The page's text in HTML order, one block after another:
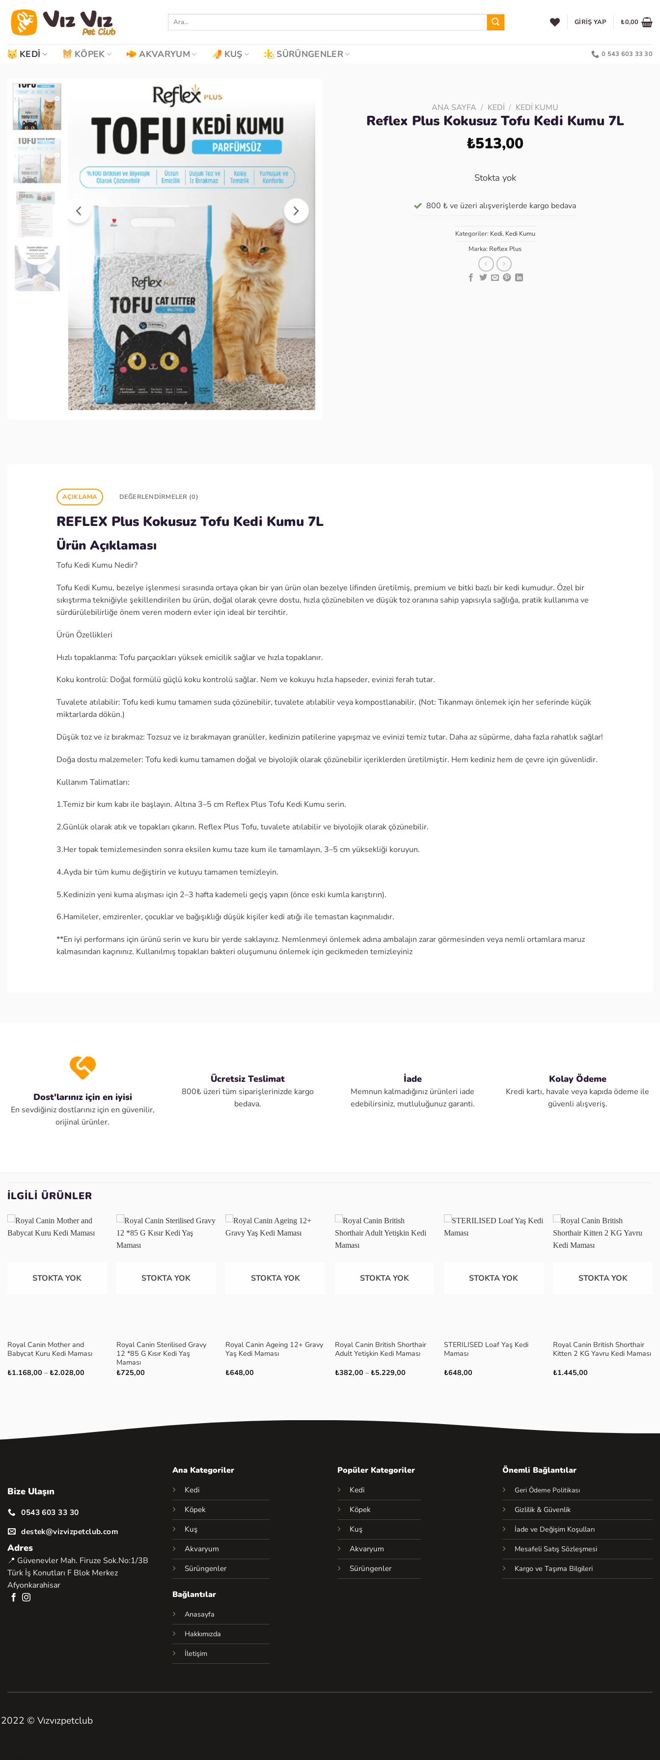
atla
Ara: GIRIŞ YAP ₺0,00
KEDI KÖPEK AKVARYUM KUŞ SÜRÜNGENLER 0 543 603 33 30
Favoriye
ANA SAYFA / KEDI / KEDI KUMU
Reflex Plus Kokusuz Tofu Kedi Kumu 7L
₺513,00
Stokta yok
800 ₺ ve üzeri alışverişlerde kargo bedava
Kategoriler: Kedi, Kedi Kumu
Marka: Reflex Plus
AÇIKLAMA DEĞERLENDIRMELER (0)
REFLEX Plus Kokusuz Tofu Kedi Kumu 7L
Ürün Açıklaması
Tofu Kedi Kumu Nedir?
Tofu Kedi Kumu, bezelye işlenmesi sırasında ortaya çıkan bir yan ürün olan bezelye lifinden üretilmiş, premium ve bitki bazlı bir kedi kumudur. Özel bir
sıkıştırma tekniğiyle şekillendirilen bu ürün, doğal olarak çevre dostu, hızla çözünebilen ve düşük toz oranına sahip yapısıyla sağlığa, pratik kullanıma ve
sürdürülebilirliğe önem veren modern evler için ideal bir tercihtir.
Ürün Özellikleri
Hızlı topaklanma: Tofu parçacıkları yüksek emicilik sağlar ve hızla topaklanır.
Koku kontrolü: Doğal formülü güçlü koku kontrolü sağlar. Nem ve kokuyu hızla hapseder, evinizi ferah tutar.
Tuvalete atılabilir: Tofu kedi kumu tamamen suda çözünebilir, tuvalete atılabilir veya kompostlanabilir. (Not: Tıkanmayı önlemek için her seferinde küçük
miktarlarda dökün.)
Düşük toz ve iz bırakmaz: Tozsuz ve iz bırakmayan granüller, kedinizin patilerine yapışmaz ve evinizi temiz tutar. Daha az süpürme, daha fazla rahatlık sağlar!
Doğa dostu malzemeler: Tofu kedi kumu tamamen doğal ve biyolojik olarak çözünebilir içeriklerden üretilmiştir. Hem kediniz hem de çevre için güvenlidir.
Kullanım Talimatları:
1.Temiz bir kum kabı ile başlayın. Altına 3–5 cm Reflex Plus Tofu Kedi Kumu serin.
2.Günlük olarak atık ve topakları çıkarın. Reflex Plus Tofu, tuvalete atılabilir ve biyolojik olarak çözünebilir.
3.Her topak temizlemesinden sonra eksilen kumu taze kum ile tamamlayın, 3–5 cm yüksekliği koruyun.
4.Ayda bir tüm kumu değiştirin ve kutuyu tamamen temizleyin.
5.Kedinizin yeni kuma alışması için 2–3 hafta kademeli geçiş yapın (önce eski kumla karıştırın).
6.Hamileler, emzirenler, çocuklar ve bağışıklığı düşük kişiler kedi atığı ile temastan kaçınmalıdır.
**En iyi performans için ürünü serin ve kuru bir yerde saklayınız. Nemlenmeyi önlemek adına ambalajın zarar görmesinden veya nemli ortamlara maruz
kalmasından kaçınınız. Kullanılmış topakları bakteri oluşumunu önlemek için gecikmeden temizleyiniz
Dost'larınız için en iyisi
En sevdiğiniz dostlarınız için en güvenilir,
orijinal ürünler.
Ücretsiz Teslimat
800₺ üzeri tüm siparişlerinizde kargo
bedava.
İade
Memnun kalmadığınız ürünleri iade
edebilirsiniz, mutluluğunuz garanti.
Kolay Ödeme
Kredi kartı, havale veya kapıda ödeme ile
güvenli alışveriş.
İLGILI ÜRÜNLER
STOKTA YOK
Royal Canin Mother and
Babycat Kuru Kedi Maması
₺1.168,00 – ₺2.028,00Fiyat
STOKTA YOK
Royal Canin Sterilised Gravy
12 *85 G Kısır Kedi Yaş
Maması
₺725,00
STOKTA YOK
Royal Canin Ageing 12+ Gravy
Yaş Kedi Maması
₺648,00
STOKTA YOK
Royal Canin British Shorthair
Adult Yetişkin Kedi Maması
₺382,00 – ₺5.229,00Fiyat
STOKTA YOK
STERILISED Loaf Yaş Kedi
Maması
₺648,00
STOKTA YOK
Royal Canin British Shorthair
Kitten 2 KG Yavru Kedi Maması
₺1.445,00
Bize Ulaşın
0543 603 33 30
destek@vizvizpetclub.com
Adres
📍 Güvenevler Mah. Firuze Sok.No:1/3B
Türk İş Konutları F Blok Merkez
Afyonkarahisar
Ana Kategoriler
Kedi
Köpek
Kuş
Akvaryum
Sürüngenler
Bağlantılar
Anasayfa
Hakkımızda
İletişim
Popüler Kategoriler
Kedi
Köpek
Kuş
Akvaryum
Sürüngenler
Önemli Bağlantılar
Geri Ödeme Politikası
Gizlilik & Güvenlik
İade ve Değişim Koşulları
Mesafeli Satış Sözleşmesi
Kargo ve Taşıma Bilgileri
2022 © Vızvızpetclub